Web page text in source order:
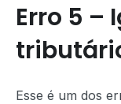
Erro 5 –
Esse é um dos